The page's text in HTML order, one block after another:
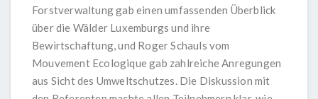
Forstverwaltung gab einen umfassenden Überblick
über die Wälder Luxemburgs und ihre
Bewirtschaftung, und Roger Schauls vom
Mouvement Ecologique gab zahlreiche Anregungen
aus Sicht des Umweltschutzes. Die Diskussion mit